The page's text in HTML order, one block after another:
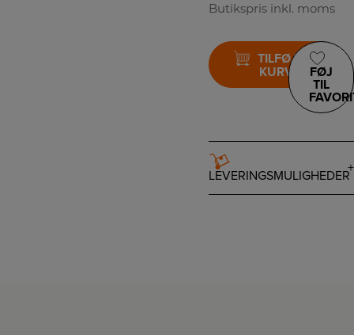
Butikspris inkl. moms
TILFØJ TIL
KURV
FØJ
TIL
LEVERINGSMULIGHEDER